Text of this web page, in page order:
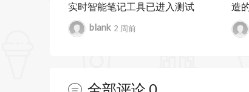
• 全屏模式
• 导出为流行格式或打印您的想法
Scapple 1.5.1 更新内容：
实时智能笔记工具已进入测试
blank 2 周前
造